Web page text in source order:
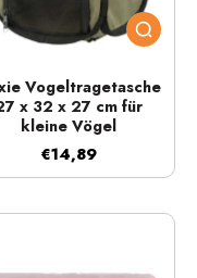
Vogeltragetasche
x 32 x 27 cm für
kleine Vögel
€14,89